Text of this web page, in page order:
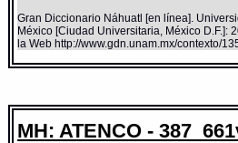
Gran Diccionario Náhuatl [en línea].
México [Ciudad Universitaria, México D.F.]:
la Web http://www.gdn.unam.mx/contexto/
MH: ATENCO -